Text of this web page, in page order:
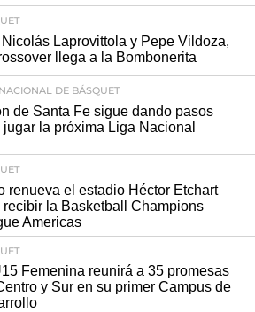
Laprovittola y Pepe Vildoza,
llega a la Bombonerita
DE BÁSQUET
de Santa Fe sigue dando pasos
jugar la próxima Liga Nacional
renueva el estadio Héctor Etchart
recibir la Basketball Champions
Americas
Femenina reunirá a 35 promesas
y Sur en su primer Campus de